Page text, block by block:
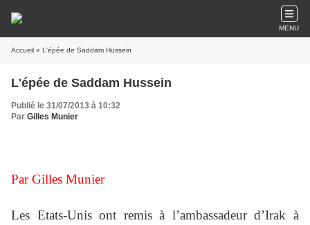
MENU
Accueil » L'épée de Saddam Hussein
L'épée de Saddam Hussein
Publié le 31/07/2013 à 10:32
Par Gilles Munier
Par Gilles Munier
Les Etats-Unis ont remis à l’ambassadeur d’Irak à